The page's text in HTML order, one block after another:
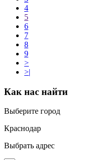
4
5
6
7
8
9
>
>|
Как нас найти
Выберите город
Краснодар
Выбрать адрес